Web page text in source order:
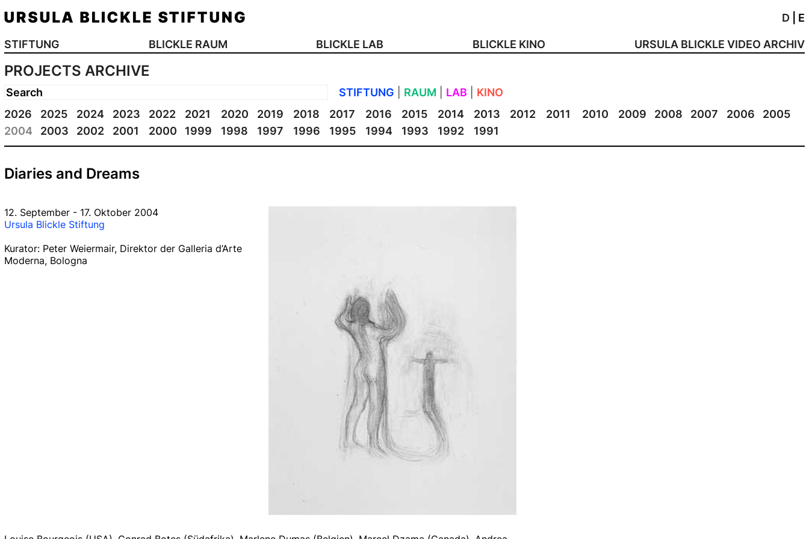
D E
STIFTUNG BLICKLE RAUM BLICKLE LAB BLICKLE KINO URSULA BLICKLE VIDEO ARCHIV
PROJECTS ARCHIVE
STIFTUNG RAUM LAB
KINO
2026
2025 2024 2023 2022 2021 2020 2019 2018 2017 2016 2015 2014 2013 2012 2011 2010 2009 2008 2007 2006
2005
2004
2003 2002 2001 2000 1999 1998 1997 1996 1995 1994 1993 1992 1991
Diaries and Dreams
12. September - 17. Oktober 2004
Ursula Blickle Stiftung
Kurator: Peter Weiermair, Direktor der Galleria d’Arte
Moderna, Bologna